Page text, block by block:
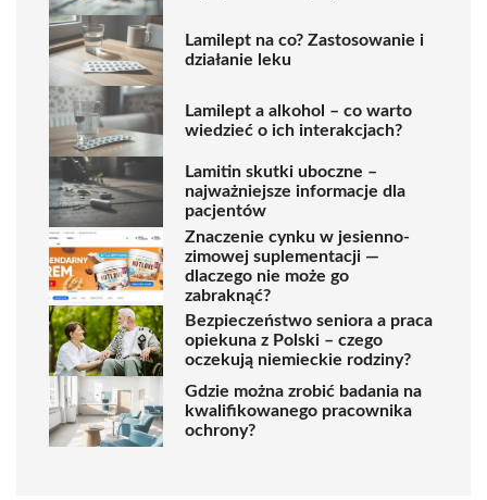
Lamilept na co? Zastosowanie i
działanie leku
Lamilept a alkohol – co warto
wiedzieć o ich interakcjach?
Lamitin skutki uboczne –
najważniejsze informacje dla
pacjentów
Znaczenie cynku w jesienno-
zimowej suplementacji —
dlaczego nie może go
zabraknąć?
Bezpieczeństwo seniora a praca
opiekuna z Polski – czego
oczekują niemieckie rodziny?
Gdzie można zrobić badania na
kwalifikowanego pracownika
ochrony?